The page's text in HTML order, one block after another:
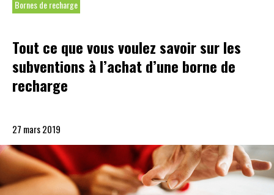
Bornes de recharge
Tout ce que vous voulez savoir sur les
subventions à l’achat d’une borne de
recharge
27 mars 2019